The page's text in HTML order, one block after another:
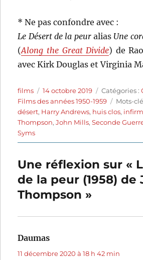
* Ne pas confondre avec :
Le Désert de la peuralias Une
(Along the Great Divide) de
avec Kirk Douglas et Virginia
Auteur
films
Publié
le
14 octobre 2019 Catégories
Catégories :
Films des années 1950-1959
Mots-
désert, Harry Andrews, huis clos,
Thompson,John Mills,Seconde
Syms
Une réflexion sur «
de la peur (1958) de
Thompson »
Daumas
11 décembre 2020 à 18 h 42 min